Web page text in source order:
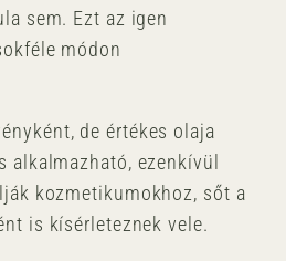
sem. Ezt az igen
módon
de értékes olaja
alkalmazható, ezenkívül
kozmetikumokhoz, sőt a
is kísérleteznek vele.